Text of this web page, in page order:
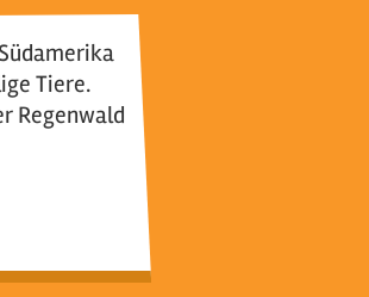
Tiere.
Regenwald